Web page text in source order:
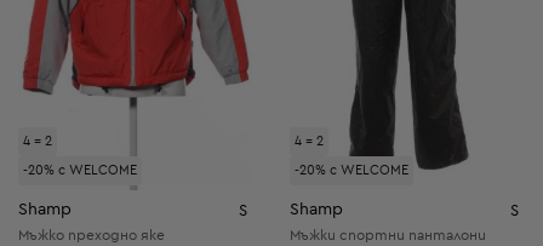
4 = 2
-20% с WELCOME
Shamp S
Мъжко преходно яке
4 = 2
-20% с WELCOME
Shamp S
Мъжки спортни панталони